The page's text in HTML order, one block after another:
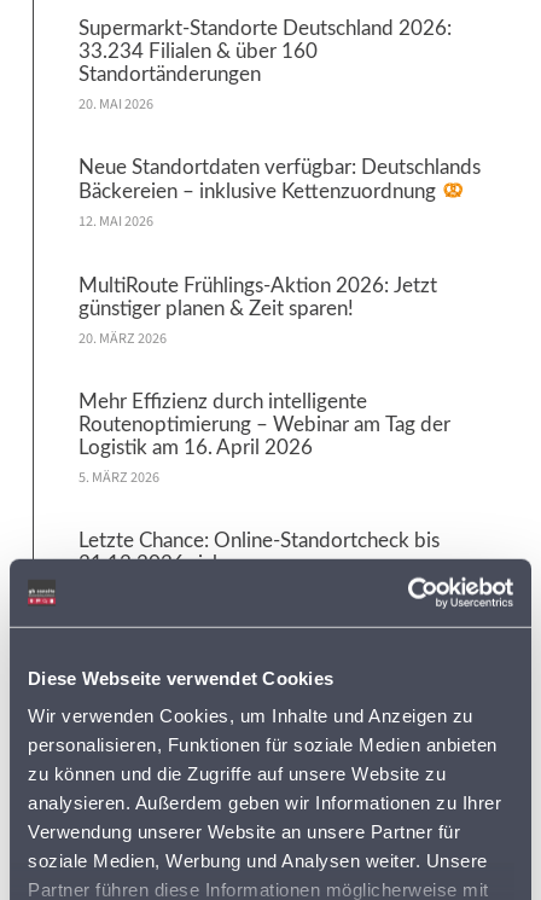
Diese Webseite verwendet Cookies
Wir verwenden Cookies, um Inhalte und Anzeigen zu
personalisieren, Funktionen für soziale Medien anbieten
zu können und die Zugriffe auf unsere Website zu
analysieren. Außerdem geben wir Informationen zu Ihrer
Verwendung unserer Website an unsere Partner für
soziale Medien, Werbung und Analysen weiter. Unsere
Partner führen diese Informationen möglicherweise mit
Supermarkt-Standorte Deutschland 2026:
33.234 Filialen & über 160
Standortänderungen
20. MAI 2026
Neue Standortdaten verfügbar: Deutschlands
Bäckereien – inklusive Kettenzuordnung
12. MAI 2026
MultiRoute Frühlings-Aktion 2026: Jetzt
günstiger planen & Zeit sparen!
20. MÄRZ 2026
Mehr Effizienz durch intelligente
Routenoptimierung – Webinar am Tag der
Logistik am 16. April 2026
5. MÄRZ 2026
Letzte Chance: Online-Standortcheck bis
31.12.2026 sichern
Energiedaten-Katalog jetzt verfügbar
7. JANUAR 2026
Tags:
ADRESSDATEN ADRESSEN